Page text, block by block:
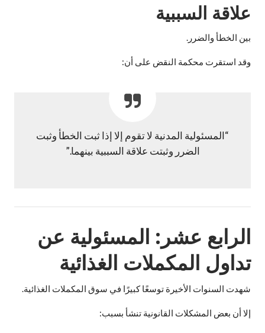
علاقة السببية
بين الخطأ والضرر.
وقد استقرت محكمة النقض على أن:
“المسئولية المدنية لا تقوم إلا إذا ثبت الخطأ وثبت
الضرر وثبتت علاقة السببية بينهما.”
الرابع عشر: المسئولية عن
تداول المكملات الغذائية
شهدت السنوات الأخيرة توسعًا كبيرًا في سوق المكملات الغذائية.
إلا أن بعض المشكلات القانونية تنشأ بسبب: